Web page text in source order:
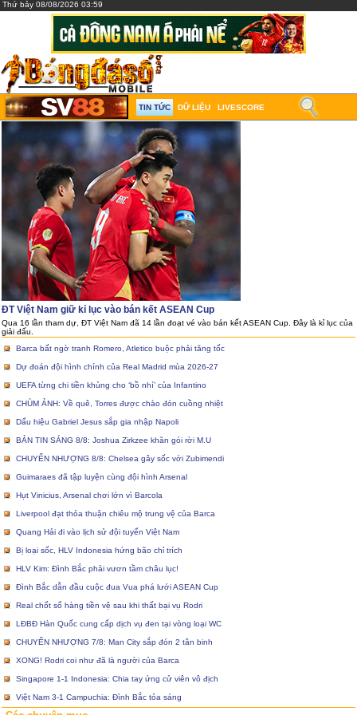
Thứ bảy 08/08/2026 03:59
TIN TỨC DỮ LIỆU LIVESCORE
ĐT Việt Nam giữ kỉ lục vào bán kết ASEAN Cup
Qua 16 lần tham dự, ĐT Việt Nam đã 14 lần đoạt vé vào bán kết ASEAN Cup. Đây là kỉ lục của
giải đấu.
Barca bất ngờ tranh Romero, Atletico buộc phải tăng tốc
Dự đoán đội hình chính của Real Madrid mùa 2026-27
UEFA từng chi tiền khủng cho ‘bồ nhí’ của Infantino
CHÙM ẢNH: Về quê, Torres được chào đón cuồng nhiệt
Dấu hiệu Gabriel Jesus sắp gia nhập Napoli
BẢN TIN SÁNG 8/8: Joshua Zirkzee khăn gói rời M.U
CHUYỂN NHƯỢNG 8/8: Chelsea gây sốc với Zubimendi
Guimaraes đã tập luyện cùng đội hình Arsenal
Hụt Vinicius, Arsenal chơi lớn vì Barcola
Liverpool đạt thỏa thuận chiêu mộ trung vệ của Barca
Quang Hải đi vào lịch sử đội tuyển Việt Nam
Bị loại sốc, HLV Indonesia hứng bão chỉ trích
HLV Kim: Đình Bắc phải vươn tầm châu lục!
Đình Bắc dẫn đầu cuộc đua Vua phá lưới ASEAN Cup
Real chốt sổ hàng tiền vệ sau khi thất bại vụ Rodri
LĐBĐ Hàn Quốc cung cấp dịch vụ đen tại vòng loại WC
CHUYỂN NHƯỢNG 7/8: Man City sắp đón 2 tân binh
XONG! Rodri coi như đã là người của Barca
Singapore 1-1 Indonesia: Chia tay ứng cử viên vô địch
Việt Nam 3-1 Campuchia: Đình Bắc tỏa sáng